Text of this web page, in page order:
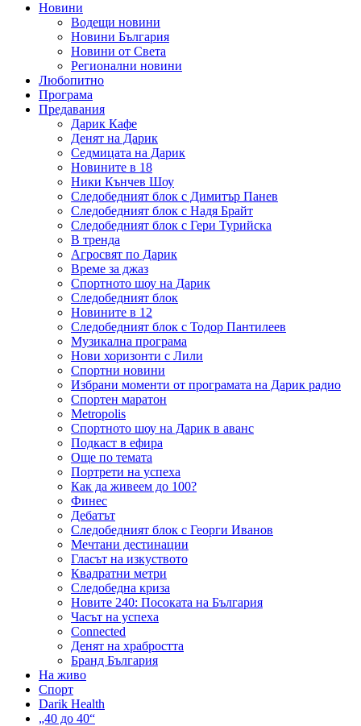
Новини
Водещи новини
Новини България
Новини от Света
Регионални новини
Любопитно
Програма
Предавания
Дарик Кафе
Денят на Дарик
Седмицата на Дарик
Новините в 18
Ники Кънчев Шоу
Следобедният блок с Димитър Панев
Следобедният блок с Надя Брайт
Следобедният блок с Гери Турийска
В тренда
Агросвят по Дарик
Време за джаз
Спортното шоу на Дарик
Следобедният блок
Новините в 12
Следобедният блок с Тодор Пантилеев
Музикална програма
Нови хоризонти с Лили
Спортни новини
Избрани моменти от програмата на Дарик радио
Спортен маратон
Metropolis
Спортното шоу на Дарик в аванс
Подкаст в ефира
Още по темата
Портрети на успеха
Как да живеем до 100?
Финес
Дебатът
Следобедният блок с Георги Иванов
Мечтани дестинации
Гласът на изкуството
Квадратни метри
Следобедна криза
Новите 240: Посоката на България
Часът на успеха
Connected
Денят на храбростта
Бранд България
На живо
Спорт
Darik Health
„40 до 40“